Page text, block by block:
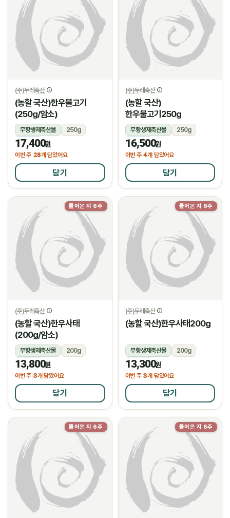
(주)두레축산
(농할 국산)한우불고기
(250g/암소)
무항생제축산물
250g
냉장
17,400원
이번 주 28개 담았어요
담기
(주)두레축산
(농할 국산)
한우불고기250g
무항생제축산물
250g
냉장
16,500원
이번 주 4개 담았어요
담기
들어온 지 6주
(주)두레축산
(농할 국산)한우사태
(200g/암소)
무항생제축산물
200g
냉장
13,800원
이번 주 3개 담았어요
담기
들어온 지 6주
(주)두레축산
(농할 국산)한우사태200g
무항생제축산물
200g
냉장
13,300원
이번 주 3개 담았어요
담기
들어온 지 6주 들어온 지 6주